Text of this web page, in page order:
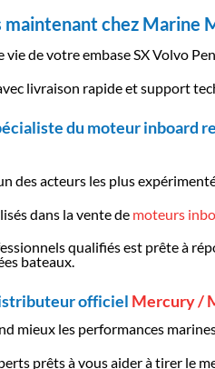
maintenant chez Marine
vie de votre embase SX Volvo
livraison rapide et support
du moteur inboard
des acteurs les plus
dans la vente de moteurs
qualifiés est prête à
bateaux.
officiel Mercury /
mieux les performances
prêts à vous aider à tirer le